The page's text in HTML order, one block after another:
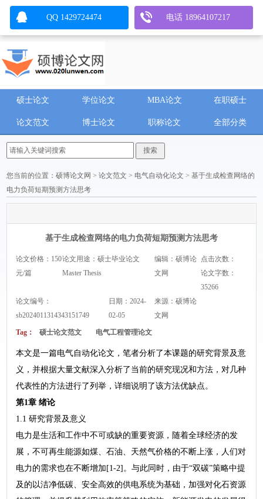
硕士论文 学位论文 MBA论文 在职硕士
论文范文 博士论文 职称论文 全部分类
您当前的位置：硕博论文网 >论文范文 > 电气自动化论文 > 基于生成检查网络的
电力负荷短期预测方法思考
基于生成检查网络的电力负荷短期预测方法思考
论文价格：150
元/篇
论文用途：硕士毕业论文
Master Thesis
编辑：硕博论
文网
点击次数：
论文字数：
35266
论文编号：
sb2024011314343151749
日期：2024-
02-05
来源：硕博论
文网
Tag： 硕士论文范文 电气工程管理论文
本文是一篇电气自动化论文，笔者分析了本课题的研究背景及意
义，并根据大量文献深入分析了当前的研究现况和方法，对几种
代表性的方法进行了列举，详细说明了该方法优缺点。
第1章 绪论
1.1 研究背景及意义
电力是生活和工作中不可或缺的重要资源，随着全球经济的发
展，不可再生能源如煤、石油、天然气价格的不断上涨，人们对
电力的需求也在不断增加[1-2]。与此同时，由于“双碳”策略中提
及的以洁净低碳、安全高效的供电系统为基础，加强对化石资源
QQ 1429724474 电话 18964107217